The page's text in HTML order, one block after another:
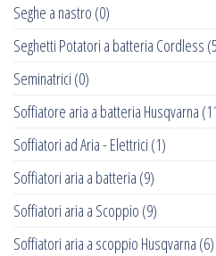
Seghe a nastro (0)
Seghetti Potatori a batteria Cordless
Seminatrici (0)
Soffiatore aria a batteria Husqvarna
Soffiatori ad Aria - Elettrici (1)
Soffiatori aria a batteria (9)
Soffiatori aria a Scoppio (9)
Soffiatori aria a scoppio Husqvarna (6)